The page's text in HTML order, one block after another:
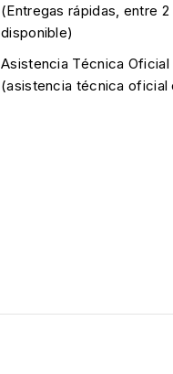
(Entregas rápidas, entre
disponible)
Asistencia Técnica Oficial
(asistencia técnica oficial